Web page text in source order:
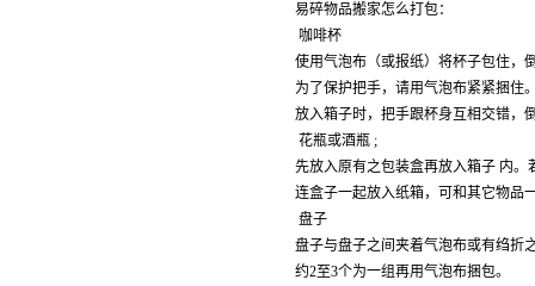
易碎物品搬家怎么打包：
咖啡杯
使用气泡布（或报纸）将杯子包住，
为了保护把手，请用气泡布紧紧捆住
放入箱子时，把手跟杯身互相交错，
花瓶或酒瓶 ;
先放入原有之包装盒再放入箱子 内
连盒子一起放入纸箱，可和其它物品
盘子
盘子与盘子之间夹着气泡布或有绉折
约2至3个为一组再用气泡布捆包。